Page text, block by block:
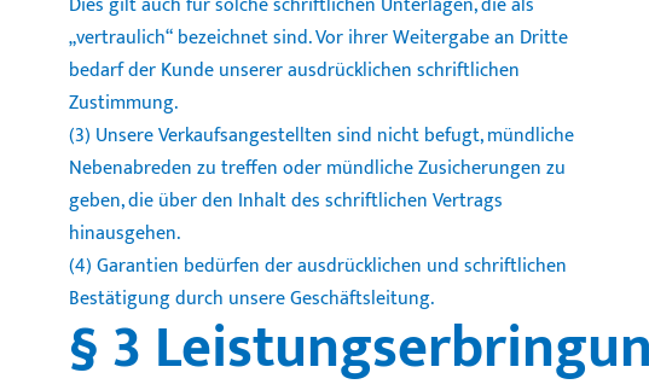
„vertraulich“ bezeichnet sind. Vor ihrer Weitergabe an Dritte
bedarf der Kunde unserer ausdrücklichen schriftlichen
Zustimmung.
(3) Unsere Verkaufsangestellten sind nicht befugt, mündliche
Nebenabreden zu treffen oder mündliche Zusicherungen zu
geben, die über den Inhalt des schriftlichen Vertrags
hinausgehen.
(4) Garantien bedürfen der ausdrücklichen und schriftlichen
Bestätigung durch unsere Geschäftsleitung.
§ 3